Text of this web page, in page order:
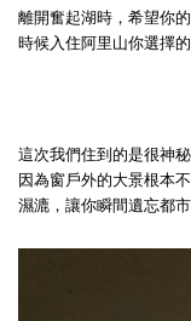
離開奮起湖時，希望你
時候入住阿里山你選擇的
這次我們住到的是很神
因為窗戶外的大景根本
濕漉，讓你瞬間遺忘都市